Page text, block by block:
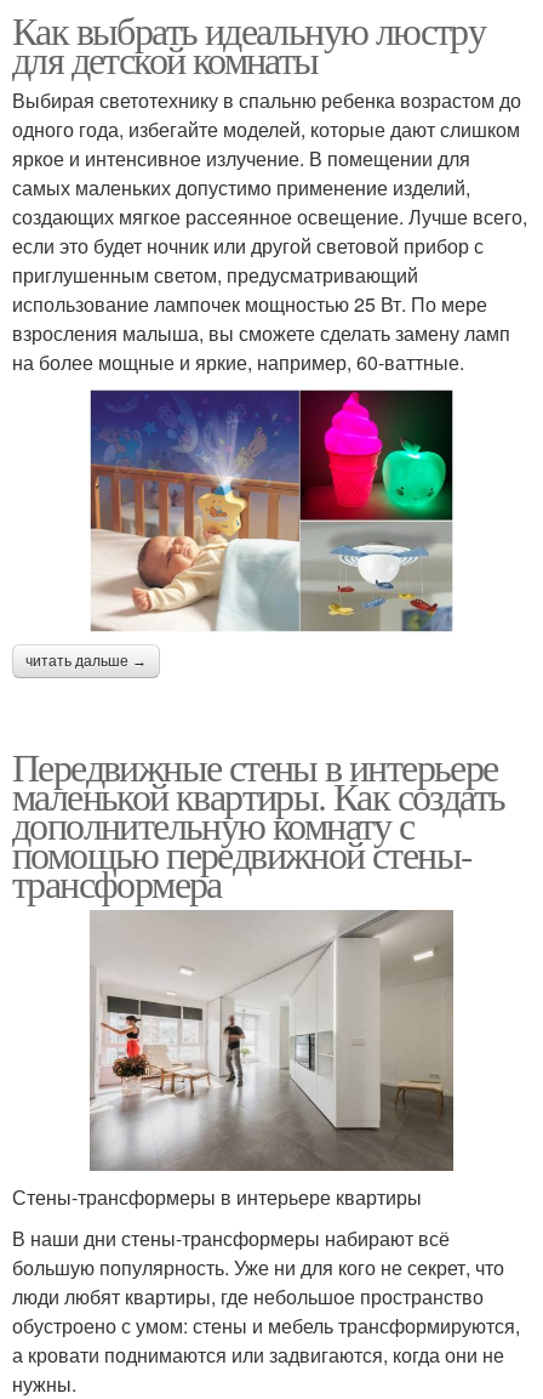
Как выбрать идеальную люстру
для детской комнаты
Выбирая светотехнику в спальню ребенка возрастом до
одного года, избегайте моделей, которые дают слишком
яркое и интенсивное излучение. В помещении для
самых маленьких допустимо применение изделий,
создающих мягкое рассеянное освещение. Лучше всего,
если это будет ночник или другой световой прибор с
приглушенным светом, предусматривающий
использование лампочек мощностью 25 Вт. По мере
взросления малыша, вы сможете сделать замену ламп
на более мощные и яркие, например, 60-ваттные.
читать дальше →
Передвижные стены в интерьере
маленькой квартиры. Как создать
дополнительную комнату с
помощью передвижной стены-
трансформера
Стены-трансформеры в интерьере квартиры
В наши дни стены-трансформеры набирают всё
большую популярность. Уже ни для кого не секрет, что
люди любят квартиры, где небольшое пространство
обустроено с умом: стены и мебель трансформируются,
а кровати поднимаются или задвигаются, когда они не
нужны.